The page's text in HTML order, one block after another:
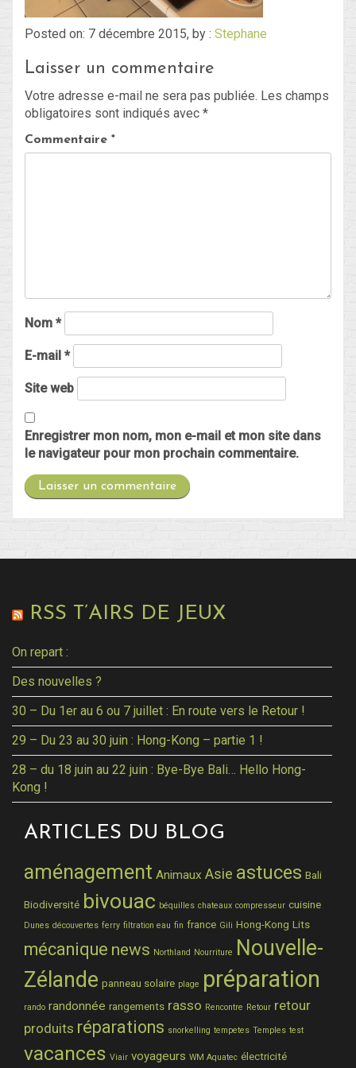
Posted on: 7 décembre 2015, by : Stephane
Laisser un commentaire
Votre adresse e-mail ne sera pas publiée. Les champs
obligatoires sont indiqués avec *
Commentaire *
Nom *
E-mail *
Site web
Enregistrer mon nom, mon e-mail et mon site dans
le navigateur pour mon prochain commentaire.
RSS T’AIRS DE JEUX
On repart :
Des nouvelles ?
30 – Du 1er au 6 ou 7 juillet : En route vers le Retour !
29 – Du 23 au 30 juin : Hong-Kong – partie 1 !
28 – du 18 juin au 22 juin : Bye-Bye Bali… Hello Hong-
Kong !
ARTICLES DU BLOG
aménagement Animaux Asie astuces Bali
Biodiversité bivouac béquilles chateaux compresseur cuisine
Dunes découvertes ferry filtration eau fin france Gili Hong-Kong Lits
mécanique news Northland Nourriture Nouvelle-
Zélande panneau solaire plage préparation
rando randonnée rangements rasso Rencontre Retour retour
produits réparations snorkelling tempetes Temples test
vacances Viair voyageurs WM Aquatec électricité